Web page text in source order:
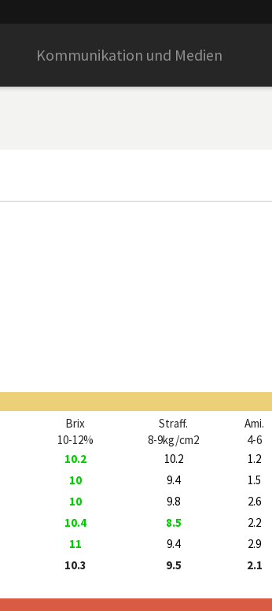
Kommunikation und Medien
Brix
10-12%
Straff.
8-9kg/cm2
Ami.
4-6
10.2 10.2
1.2
10 9.4
1.5
10 9.8
2.6
10.4 8.5
2.2
11 9.4
2.9
10.3 9.5 2.1